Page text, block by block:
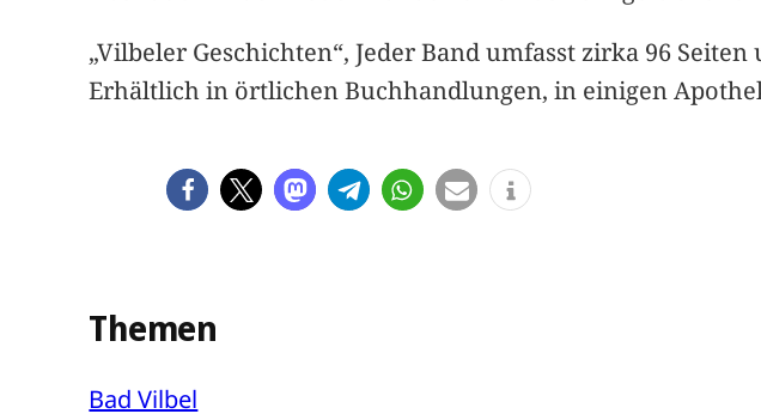
„Vilbeler Geschichten“, Jeder Band umfasst zirka 96
Erhältlich in örtlichen Buchhandlungen, in einigen
Themen
Bad Vilbel